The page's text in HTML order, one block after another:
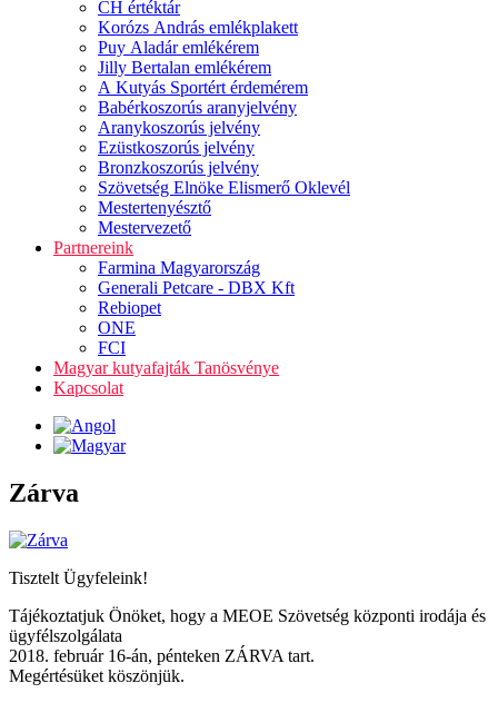
CH értéktár
Korózs András emlékplakett
Puy Aladár emlékérem
Jilly Bertalan emlékérem
A Kutyás Sportért érdemérem
Babérkoszorús aranyjelvény
Aranykoszorús jelvény
Ezüstkoszorús jelvény
Bronzkoszorús jelvény
Szövetség Elnöke Elismerő Oklevél
Mestertenyésztő
Mestervezető
Partnereink
Farmina Magyarország
Generali Petcare - DBX Kft
Rebiopet
ONE
FCI
Magyar kutyafajták Tanösvénye
Kapcsolat
Zárva
Tisztelt Ügyfeleink!
Tájékoztatjuk Önöket, hogy a MEOE Szövetség központi irodája és
ügyfélszolgálata
2018. február 16-án, pénteken ZÁRVA tart.
Megértésüket köszönjük.